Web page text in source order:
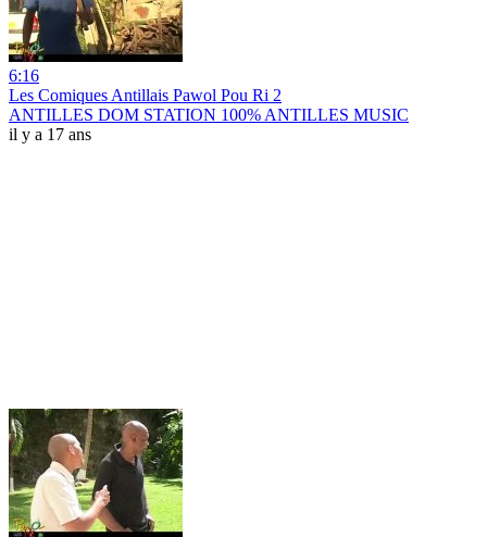
6:16
Les Comiques Antillais Pawol Pou Ri 2
ANTILLES DOM STATION 100% ANTILLES MUSIC
il y a 17 ans